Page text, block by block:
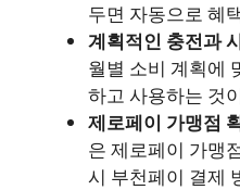
두면 자동으로 혜
계획적인 충전과
월별 소비 계획에
하고 사용하는 것
제로페이 가맹점
은 제로페이 가맹
시 부천페이 결제